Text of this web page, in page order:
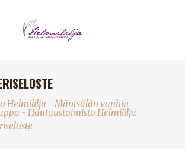
Helmililja - Mäntsälän vanhin
- Hautaustoimisto Helmililja